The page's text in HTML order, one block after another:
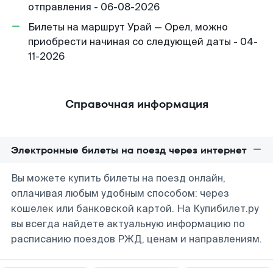
отправления - 06-08-2026
Билеты на маршрут Урай — Орел, можно
приобрести начиная со следующей даты - 04-
11-2026
Справочная информация
Электронные билеты на поезд через интернет
Вы можете купить билеты на поезд онлайн,
оплачивая любым удобным способом: через
кошелек или банковской картой. На Купибилет.ру
вы всегда найдете актуальную информацию по
расписанию поездов РЖД, ценам и направлениям.